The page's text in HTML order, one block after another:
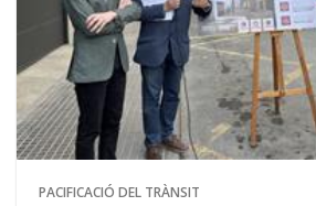
PACIFICACIÓ DEL TRÀNSIT